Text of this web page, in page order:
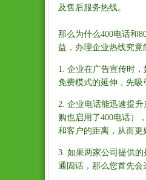
及售后服务热线。
那么为什么400电话和
益，办理企业热线究竟
1. 企业在广告宣传时
免费模式的延伸，先吸
2. 企业电话能迅速提
购也启用了400电话）
和客户的距离，从而更
3. 如果两家公司提供
通固话，那么您首先会